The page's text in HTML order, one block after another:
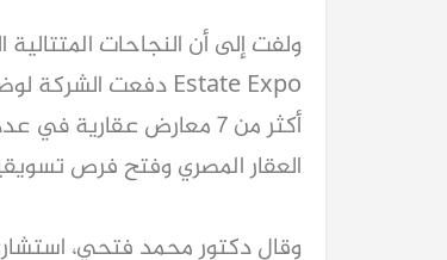
العقار المصري وفتح فرص